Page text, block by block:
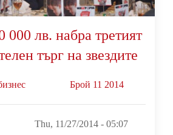
000 лв. набра третият
търг на звездите
Брой 11 2014
Thu, 11/27/2014 - 05:07